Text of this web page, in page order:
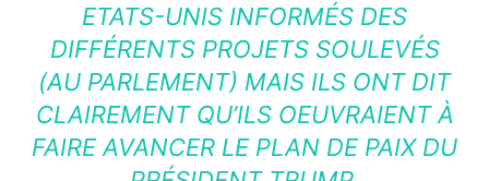
ETATS-UNIS INFORMÉS DES
DIFFÉRENTS PROJETS SOULEVÉS
(AU PARLEMENT) MAIS ILS ONT DIT
CLAIREMENT QU’ILS OEUVRAIENT À
FAIRE AVANCER LE PLAN DE PAIX DU